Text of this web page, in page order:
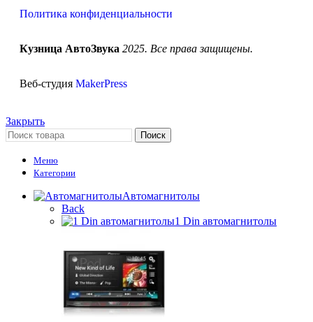
Политика конфиденциальности
Кузница АвтоЗвука 2025. Все права защищены.
Веб-студия MakerPress
Закрыть
Поиск
Меню
Категории
Автомагнитолы
Back
1 Din автомагнитолы